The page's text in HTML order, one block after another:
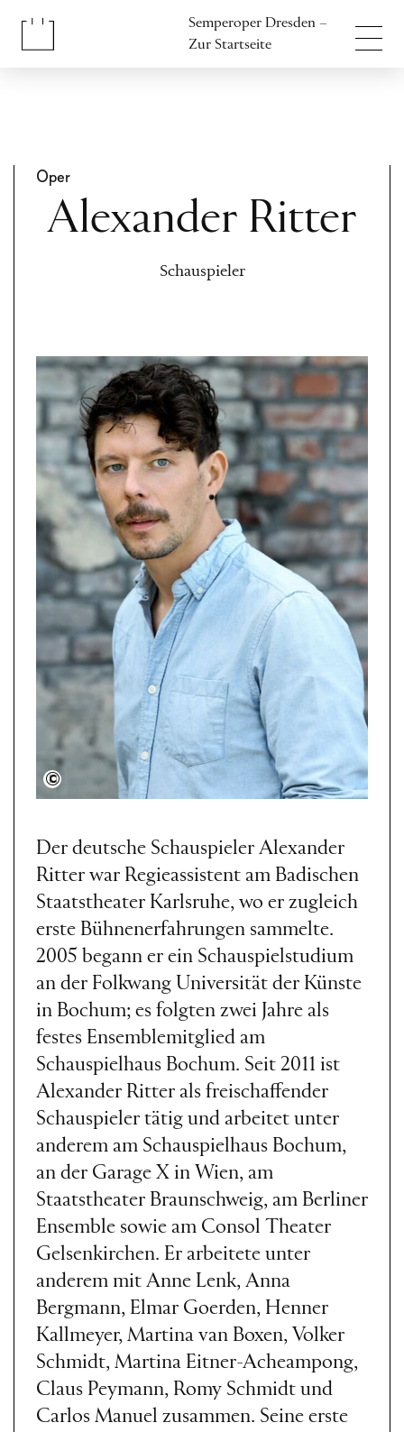
Semperoper Dresden –
Zur Startseite
Oper
Alexander Ritter
Schauspieler
Birgit Hupfeld
Der deutsche Schauspieler Alexander
Ritter war Regieassistent am Badischen
Staatstheater Karlsruhe, wo er zugleich
erste Bühnenerfahrungen sammelte.
2005 begann er ein Schauspielstudium
an der Folkwang Universität der Künste
in Bochum; es folgten zwei Jahre als
festes Ensemblemitglied am
Schauspielhaus Bochum. Seit 2011 ist
Alexander Ritter als freischaffender
Schauspieler tätig und arbeitet unter
anderem am Schauspielhaus Bochum,
an der Garage X in Wien, am
Staatstheater Braunschweig, am Berliner
Ensemble sowie am Consol Theater
Gelsenkirchen. Er arbeitete unter
anderem mit Anne Lenk, Anna
Bergmann, Elmar Goerden, Henner
Kallmeyer, Martina van Boxen, Volker
Schmidt, Martina Eitner-Acheampong,
Claus Peymann, Romy Schmidt und
Carlos Manuel zusammen. Seine erste